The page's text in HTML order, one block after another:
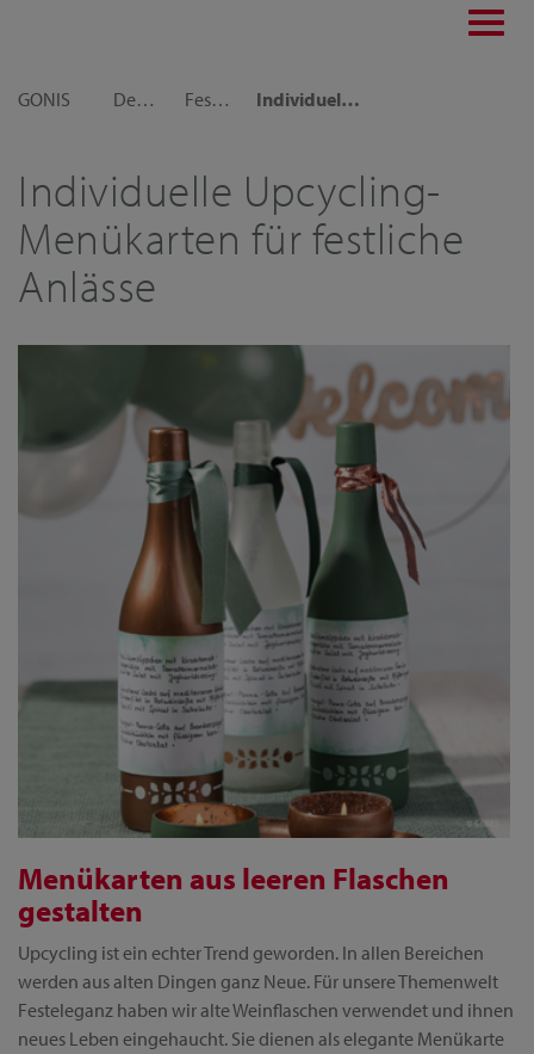
GONIS
Dekoideen Festliche Dekorationen Individuelle Upcycling-Menükarten für festliche Anlässe
Individuelle Upcycling-
Menükarten für festliche
Anlässe
Menükarten aus leeren Flaschen
gestalten
Upcycling ist ein echter Trend geworden. In allen Bereichen
werden aus alten Dingen ganz Neue. Für unsere Themenwelt
Festeleganz haben wir alte Weinflaschen verwendet und ihnen
neues Leben eingehaucht. Sie dienen als elegante Menükarte